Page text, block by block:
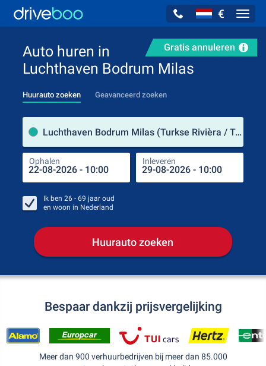
€
Gratis annuleren
Auto huren in
Luchthaven Bodrum Milas
Huurauto zoeken Geavanceerd zoeken
Luchthaven Bodrum Milas (Turkse Rivièra / Turkije)
Ophalen Inleveren
Ik ben 26 - 69 jaar oud
en woon in Nederland
Huurauto zoeken
Bespaar dankzij prijsvergelijking
Meer dan 900 verhuurbedrijven bij meer dan 85.000